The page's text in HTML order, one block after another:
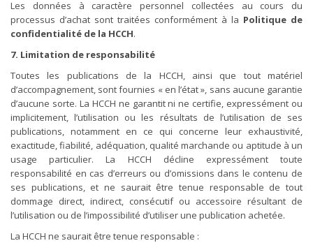
Les données à caractère personnel collectées au cours du
processus d’achat sont traitées conformément à la Politique de
confidentialité de la HCCH.
7. Limitation de responsabilité
Toutes les publications de la HCCH, ainsi que tout matériel
d’accompagnement, sont fournies « en l’état », sans aucune garantie
d’aucune sorte. La HCCH ne garantit ni ne certifie, expressément ou
implicitement, l’utilisation ou les résultats de l’utilisation de ses
publications, notamment en ce qui concerne leur exhaustivité,
exactitude, fiabilité, adéquation, qualité marchande ou aptitude à un
usage particulier. La HCCH décline expressément toute
responsabilité en cas d’erreurs ou d’omissions dans le contenu de
ses publications, et ne saurait être tenue responsable de tout
dommage direct, indirect, consécutif ou accessoire résultant de
l’utilisation ou de l’impossibilité d’utiliser une publication achetée.
La HCCH ne saurait être tenue responsable :